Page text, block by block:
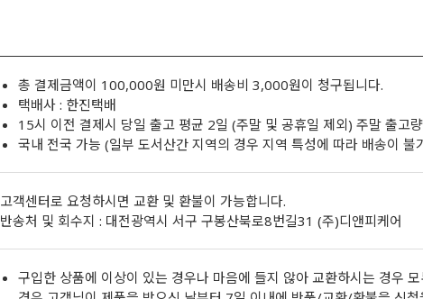
총 결제금액이 100,000원 미만시 배송비 3,000원이 청구됩니다.
택배사 : 한진택배
15시 이전 결제시 당일 출고 평균 2일 (주말 및 공휴일 제외) 주말 출고
국내 전국 가능 (일부 도서산간 지역의 경우 지역 특성에 따라 배송이 불
고객센터로 요청하시면 교환 및 환불이 가능합니다.
반송처 및 회수지 : 대전광역시 서구 구봉산북로8번길31 (주)디앤피케어
구입한 상품에 이상이 있는 경우나 마음에 들지 않아 교환하시는 경우